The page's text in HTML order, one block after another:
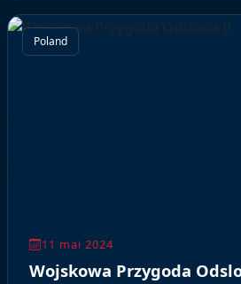
Poland
11 mai 2024
Wojskowa Przygoda